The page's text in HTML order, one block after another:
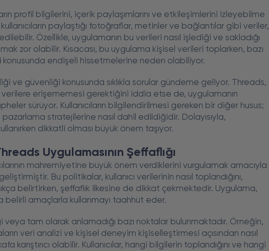
profil bilgilerini, içerik paylaşımlarını ve etkileşimlerini izleyebilme
paylaştığı fotoğraflar, metinler ve bağlantılar gibi veriler,
Özellikle, uygulamanın bu verileri nasıl işlediği ve sakladığı
zor olabilir. Kısacası, bu uygulama kişisel verileri toplarken, bazı
konusunda endişeli hissetmelerine neden olabiliyor.
ve güvenliği konusunda sıklıkla sorular gündeme geliyor. Threads,
verilere erişememesi gerektiğini iddia etse de, uygulamanın
sürüyor. Kullanıcıların bilgilendirilmesi gereken bir diğer husus;
stratejilerine nasıl dahil edildiğidir. Dolayısıyla,
dikkatli olması büyük önem taşıyor.
Uygulamasının Şeffaflığı
mahremiyetine büyük önem verdiklerini vurgulamak amacıyla
geliştirmiştir. Bu politikalar, kullanıcı verilerinin nasıl toplandığını,
belirtirken, şeffaflık ilkesine de dikkat çekmektedir. Uygulama,
belirli amaçlarla kullanmayı taahhüt eder.
veya tam olarak anlamadığı bazı noktalar bulunmaktadır. Örneğin,
veri analizi ve kişisel deneyim kişiselleştirmesi açısından nasıl
karıştırıcı olabilir. Kullanıcılar, hangi bilgilerin toplandığını ve hangi